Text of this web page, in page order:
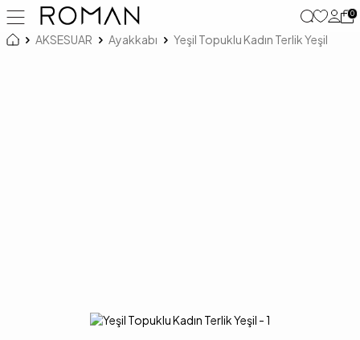
0
AKSESUAR Ayakkabı Yeşil Topuklu Kadın Terlik Yeşil